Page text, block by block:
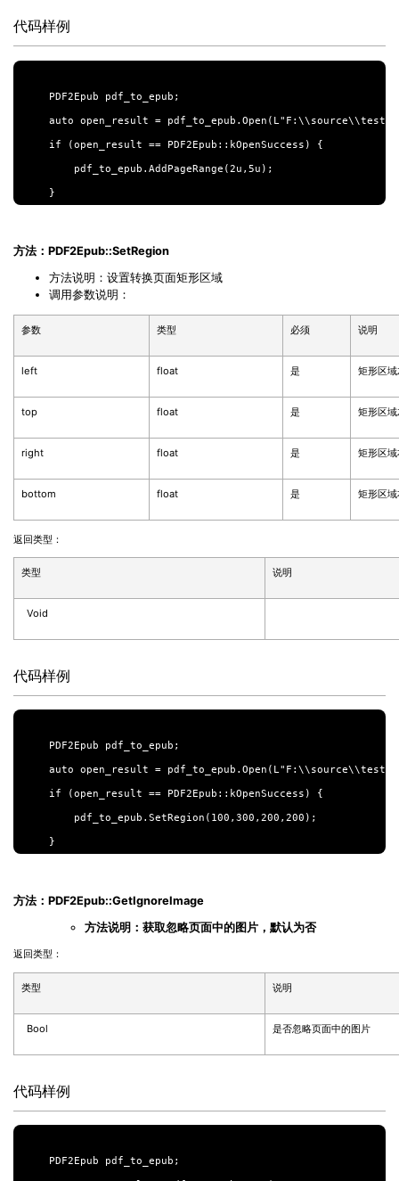
代码样例
PDF2Epub pdf_to_epub;
auto open_result =
if (open_result == PDF2Epub::kOpenSuccess) {
    pdf_to_epub.AddPageRange(2u,5u);
方法：PDF2Epub::SetRegion
方法说明：设置转换页面矩形区域
调用参数说明：
参数 类型 必须 说明
left float 是 矩形区
top float 是 矩形区
right float 是 矩形区
bottom float 是 矩形区
返回类型：
类型 说明
Void
代码样例
PDF2Epub pdf_to_epub;
auto open_result =
if (open_result == PDF2Epub::kOpenSuccess) {
    pdf_to_epub.SetRegion(100,300,200,200);
方法：PDF2Epub::GetIgnoreImage
方法说明：获取忽略页面中的图片，默认为否
返回类型：
类型 说明
Bool 是否忽略页面中的图片
代码样例
PDF2Epub pdf_to_epub;